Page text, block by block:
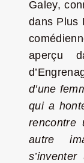
Galey,
dans Plus
aperçu
d’une
qui a
rencontre
autre